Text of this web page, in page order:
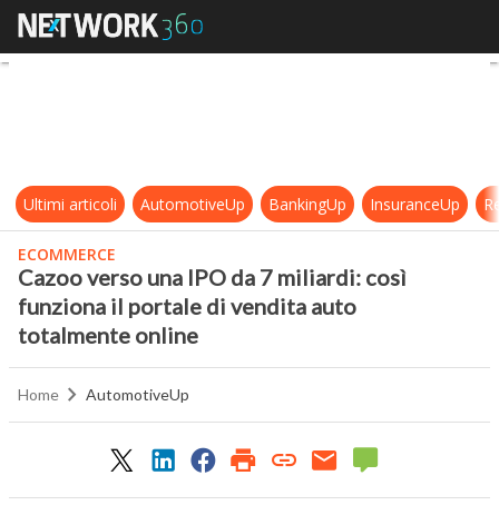
Cazoo verso una IPO da 7
Ultimi articoli AutomotiveUp BankingUp InsuranceUp
ECOMMERCE
Cazoo verso una IPO da 7 miliardi: così
funziona il portale di vendita auto
totalmente online
Home AutomotiveUp